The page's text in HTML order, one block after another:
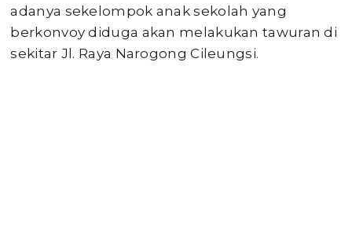
adanya sekelompok anak sekolah yang
berkonvoy diduga akan melakukan tawuran di
sekitar Jl. Raya Narogong Cileungsi.